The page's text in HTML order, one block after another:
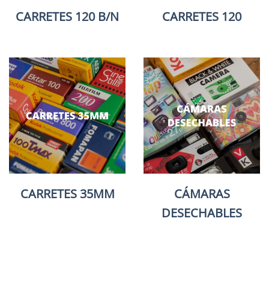
CARRETES 120 B/N CARRETES 120
CARRETES 35MM
CÁMARAS
DESECHABLES